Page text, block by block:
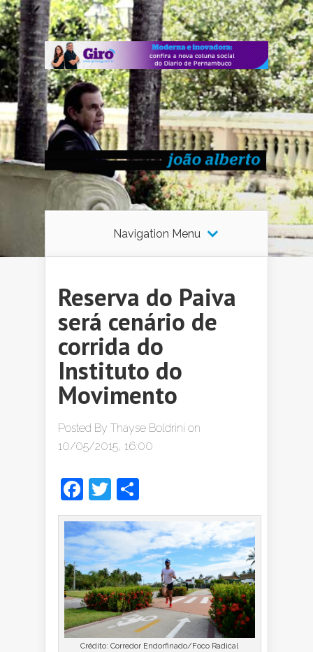
Navigation Menu
Reserva do Paiva
será cenário de
corrida do
Instituto do
Movimento
Posted By Thayse Boldrini on
10/05/2015, 16:00
Facebook
Twitter
Crédito: Corredor Endorfinado/Foco Radical